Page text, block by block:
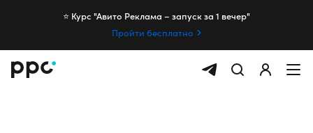
⭐️ Курс "Авито Реклама – запуск за 1 вечер"
Пройти бесплатно